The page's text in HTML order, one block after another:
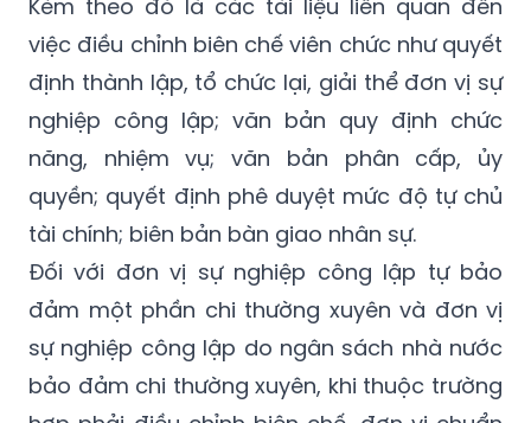
định thành lập, tổ chức lại, giải thể đơn vị sự
nghiệp công lập; văn bản quy định chức
năng, nhiệm vụ; văn bản phân cấp, ủy
quyền; quyết định phê duyệt mức độ tự chủ
tài chính; biên bản bàn giao nhân sự.
Đối với đơn vị sự nghiệp công lập tự bảo
đảm một phần chi thường xuyên và đơn vị
sự nghiệp công lập do ngân sách nhà nước
bảo đảm chi thường xuyên, khi thuộc trường
hợp phải điều chỉnh biên chế, đơn vị chuẩn
bị hồ sơ, báo cáo cơ quan cấp trên quản lý